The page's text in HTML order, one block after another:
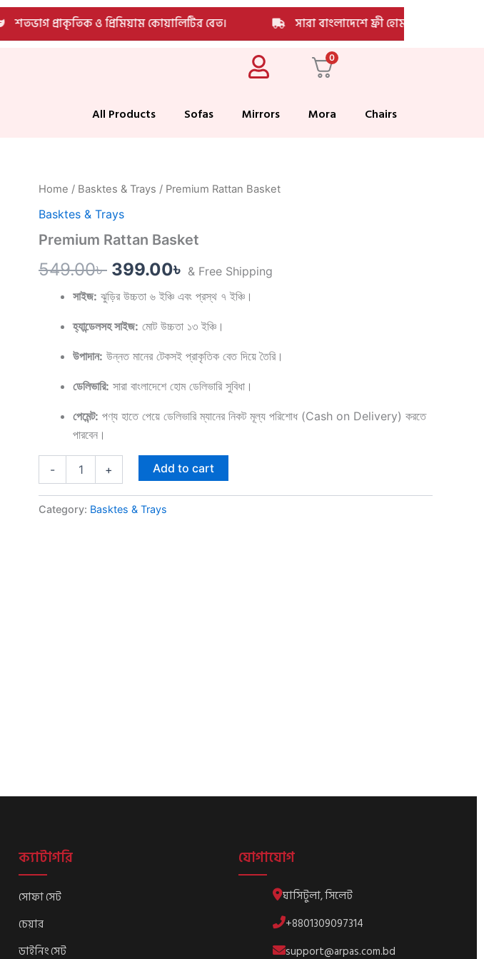
শতভাগ প্রাকৃতিক ও প্রিমিয়াম কোয়ালিটির বেত। সারা বাংলাদেশে ফ্রী হোম ডেলিভারি
0
All Products Sofas Mirrors Mora Chairs
Home / Basktes & Trays / Premium Rattan Basket
Basktes & Trays
Premium Rattan Basket
549.00৳
Original
price
was:
549.00৳ .
399.00৳
Current
is:
399.00৳ .
& Free Shipping
সাইজ: ঝুড়ির উচ্চতা ৬ ইঞ্চি এবং প্রস্থ ৭ ইঞ্চি।
হ্যান্ডেলসহ সাইজ: মোট উচ্চতা ১৩ ইঞ্চি।
উপাদান: উন্নত মানের টেকসই প্রাকৃতিক বেত দিয়ে তৈরি।
ডেলিভারি: সারা বাংলাদেশে হোম ডেলিভারি সুবিধা।
পেমেন্ট: পণ্য হাতে পেয়ে ডেলিভারি ম্যানের নিকট মূল্য পরিশোধ (Cash on Delivery) করতে
পারবেন।
-
Premium
Basket
+ Add to cart
Category: Basktes & Trays
ক্যাটাগরি
সোফা সেট
চেয়ার
ডাইনিং সেট
যোগাযোগ
ঘাসিটুলা, সিলেট
+8801309097314
support@arpas.com.bd
549.00৳ .399.00৳ .
quantity